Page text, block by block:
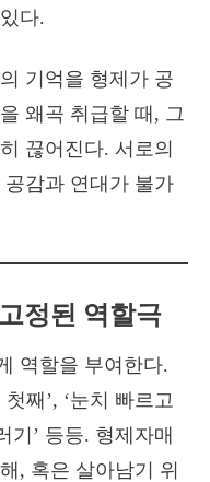
다.
기억을 형제가 공
왜곡 취급할 때, 그
끊어진다. 서로의
감과 연대가 불가
정된 역할극
역할을 부여한다.
째’, ‘눈치 빠르고
기’ 등등. 형제자매
, 혹은 살아남기 위